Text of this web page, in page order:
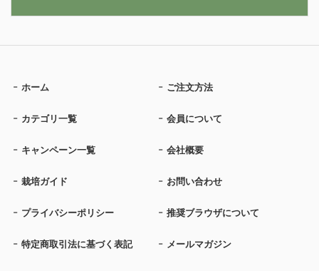
ホーム ご注文方法
カテゴリ一覧 会員について
キャンペーン一覧 会社概要
栽培ガイド お問い合わせ
プライバシーポリシー 推奨ブラウザについて
特定商取引法に基づく表記 メールマガジン